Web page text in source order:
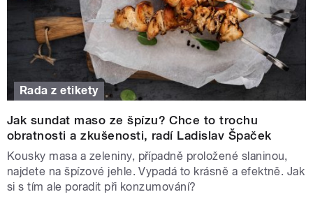
Rada z etikety
Jak sundat maso ze špízu? Chce to trochu
obratnosti a zkušenosti, radí Ladislav Špaček
Kousky masa a zeleniny, případně proložené slaninou,
najdete na špízové jehle. Vypadá to krásně a efektně. Jak
si s tím ale poradit při konzumování?